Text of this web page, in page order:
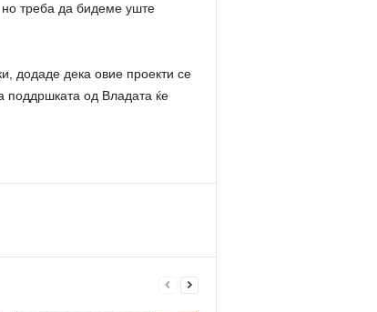
треба да бидеме уште
додаде дека овие проекти се
поддршката од Владата ќе